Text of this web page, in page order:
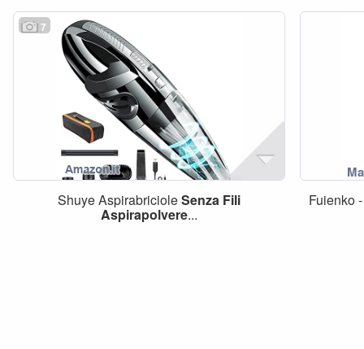
7
Shuye AspirabricioleSenza Fili
Aspirapolvere...
Fuienko